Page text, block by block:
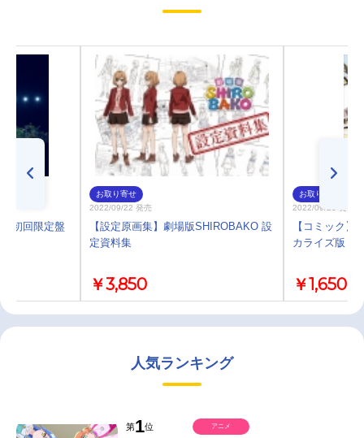
初回限定盤
お取り寄せ
2022/09/22 発売
【設定原画集】劇場版SHIROBAKO 設
定資料集
￥3,850
お取り寄せ
2022/09/23 発売
【コミック】
カライズ版
￥1,650
人気ランキング
第1位 アニメ